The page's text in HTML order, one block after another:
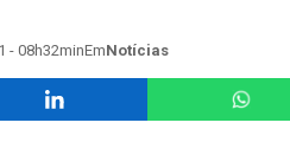
- 08h32minEmNotícias